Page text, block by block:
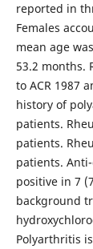
reported in
Females
mean age
53.2 months.
to ACR 1987
history of
patients.
patients.
patients.
positive in 7
background
Polyarthritis